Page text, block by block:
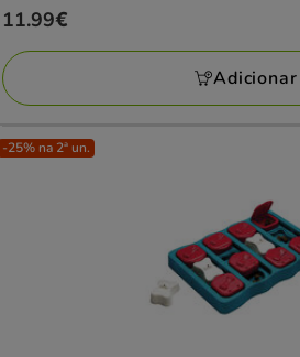
Preço
11.99€
11.99€
Adicionar
-25% na 2ª un.